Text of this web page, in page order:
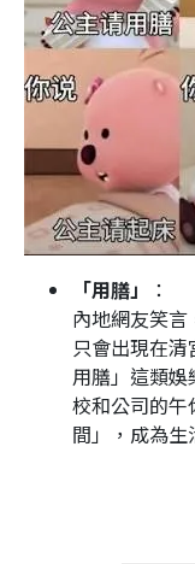
「用膳」
：
內地網友笑
只會出現在
用膳」這類
校和公司的
間」，成為生